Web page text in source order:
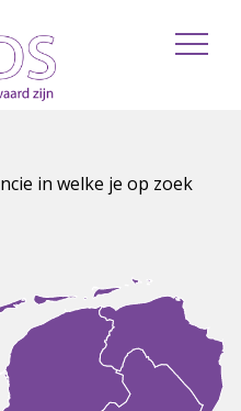
in welke je op zoek